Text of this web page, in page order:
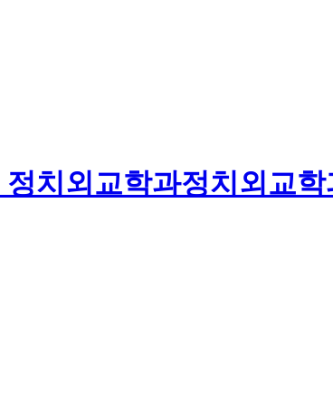
정치외교학과정치외교학